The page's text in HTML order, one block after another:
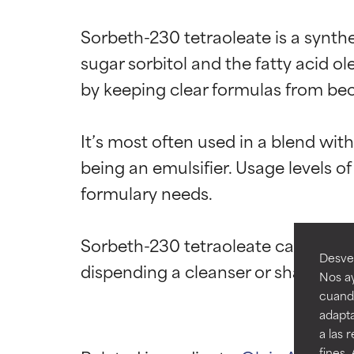
Nos
a las
Sorbeth-230 tetraoleate is a
sugar sorbitol and the fatty acid
by keeping clear formulas from
It’s most often used in a blend
being an emulsifier. Usage levels
formulary needs.
Sorbeth-230 tetraoleate can also
EXCELENTE
Ingrediente
Aunque no
mejorar la
ACEPTABLE
Puede
son
EXCELENTE
Ingrediente
Aunque no
mejorar la
ACEPTABLE
Puede
son